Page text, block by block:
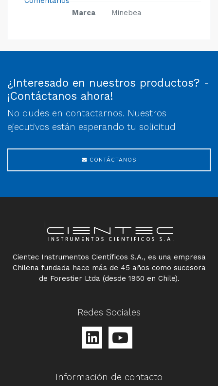
Marca Minebea
¿Interesado en nuestros productos? -
¡Contáctanos ahora!
No dudes en contactarnos. Nuestros
ejecutivos están esperando tu solicitud
CONTÁCTANOS
Cientec Instrumentos Científicos S.A., es una empresa
Chilena fundada hace más de 45 años como sucesora
de Forestier Ltda (desde 1950 en Chile).
Redes Sociales
Información de contacto